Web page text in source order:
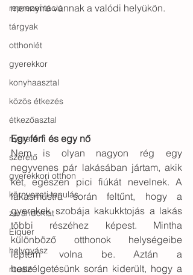
reprezentáció
tárgyak
otthonlét
gyerekkor
konyhaasztal
közös étkezés
étkezőasztal
nyaraló
szerető
gyerekkori otthon
környezeti tanulás
zarándoklat
Eiquer
helygyász
rituálé
mennyire vannak a valódi helyükön.
Egy férfi és egy nő
Nem is olyan nagyon rég egy
negyvenes pár lakásában jártam, akik
két, egészen pici fiúkát nevelnek. A
lakásmustra során feltűnt, hogy a
gyerekek szobája kakukktojás a lakás
többi részéhez képest. Mintha
különböző otthonok helységeibe
léptem volna be. Aztán a
beszélgetésünk során kiderült, hogy a